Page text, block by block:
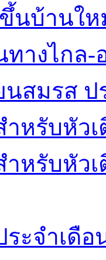
นบ้านให
างไกล-
สมรส ป
ำหรับหัว
ำหรับหัว
ะจำเดือ